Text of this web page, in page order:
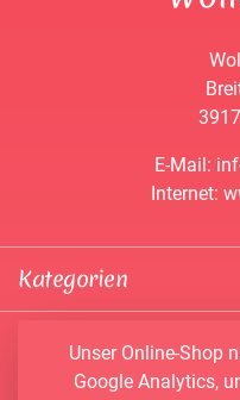
E-Mail:
Internet:
Kategorien
ALIZE Yarns
Bobbel
Service &
Konto
Unser Online-Shop
Google Analytics,